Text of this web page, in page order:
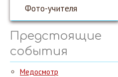
Фото-учителя
Предстоящие
события
Медосмотр